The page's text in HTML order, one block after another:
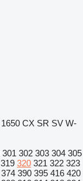
1650 CX SR SV W-
301 302 303 304 305
319 320 321 322 323
374 390 395 416 420